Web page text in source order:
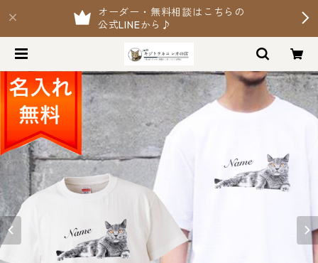
オーダー・無料相談はこちらの
公式LINEから♪